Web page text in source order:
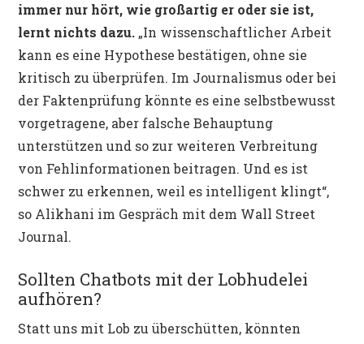
immer nur hört, wie großartig er oder sie ist,
lernt nichts dazu. „In wissenschaftlicher Arbeit
kann es eine Hypothese bestätigen, ohne sie
kritisch zu überprüfen. Im Journalismus oder bei
der Faktenprüfung könnte es eine selbstbewusst
vorgetragene, aber falsche Behauptung
unterstützen und so zur weiteren Verbreitung
von Fehlinformationen beitragen. Und es ist
schwer zu erkennen, weil es intelligent klingt“,
so Alikhani im Gespräch mit dem Wall Street
Journal.
Sollten Chatbots mit der Lobhudelei
aufhören?
Statt uns mit Lob zu überschütten, könnten